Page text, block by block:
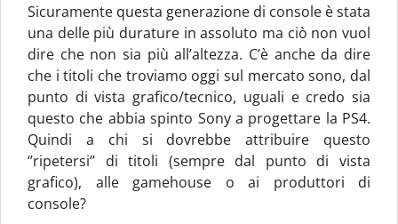
Sicuramente questa generazione di console è stata
una delle più durature in assoluto ma ciò non vuol
dire che non sia più all’altezza. C’è anche da dire
che i titoli che troviamo oggi sul mercato sono, dal
punto di vista grafico/tecnico, uguali e credo sia
questo che abbia spinto Sony a progettare la PS4.
Quindi a chi si dovrebbe attribuire questo
‘’ripetersi’’ di titoli (sempre dal punto di vista
grafico), alle gamehouse o ai produttori di
console?